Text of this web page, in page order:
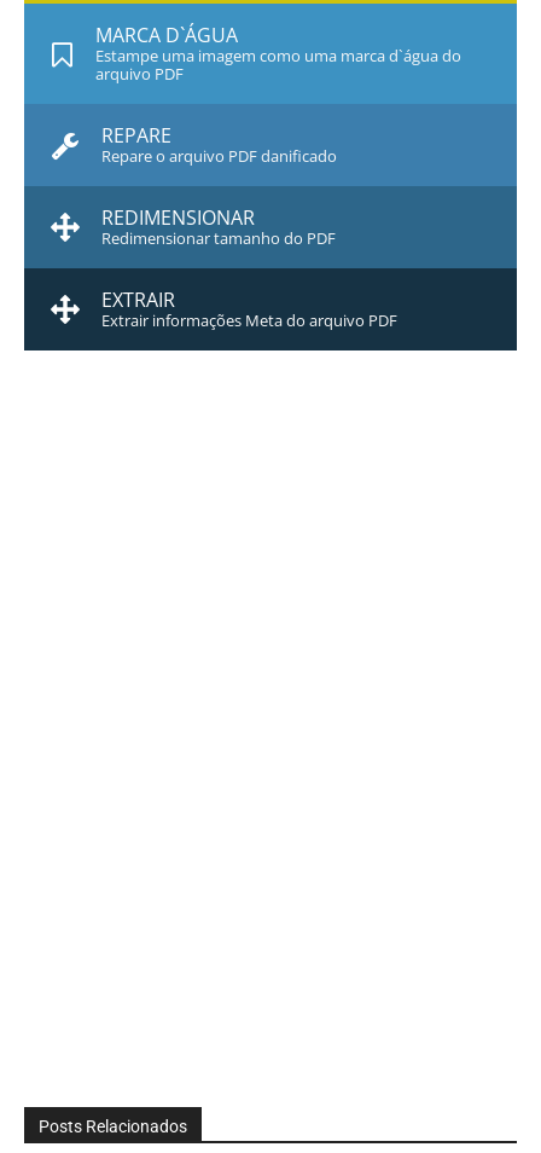
MARCA D`ÁGUA
Estampe uma imagem como uma marca d`água do
arquivo PDF
REPARE
Repare o arquivo PDF danificado
REDIMENSIONAR
Redimensionar tamanho do PDF
EXTRAIR
Extrair informações Meta do arquivo PDF
Posts Relacionados